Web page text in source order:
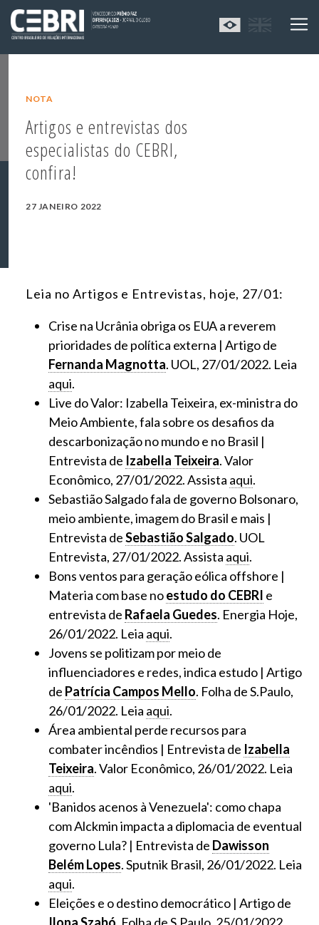
NOTA
Artigos e entrevistas dos
especialistas do CEBRI,
confira!
27 JANEIRO 2022
Leia no Artigos e Entrevistas, hoje, 27/01:
Crise na Ucrânia obriga os EUA a reverem
prioridades de política externa | Artigo de
Fernanda Magnotta. UOL, 27/01/2022. Leia
aqui.
Live do Valor: Izabella Teixeira, ex-ministra do
Meio Ambiente, fala sobre os desafios da
descarbonização no mundo e no Brasil |
Entrevista de Izabella Teixeira. Valor
Econômico, 27/01/2022. Assista aqui.
Sebastião Salgado fala de governo Bolsonaro,
meio ambiente, imagem do Brasil e mais |
Entrevista deSebastião Salgado. UOL
Entrevista, 27/01/2022. Assista aqui.
Bons ventos para geração eólica offshore |
Materia com base noestudo do CEBRI e
entrevista de Rafaela Guedes. Energia Hoje,
26/01/2022. Leia aqui.
Jovens se politizam por meio de
influenciadores e redes, indica estudo | Artigo
de Patrícia Campos Mello. Folha de S.Paulo,
26/01/2022. Leia aqui.
Área ambiental perde recursos para
combater incêndios | Entrevista de Izabella
Teixeira. Valor Econômico, 26/01/2022. Leia
aqui.
'Banidos acenos à Venezuela': como chapa
com Alckmin impacta a diplomacia de eventual
governo Lula? | Entrevista de Dawisson
Belém Lopes. Sputnik Brasil, 26/01/2022. Leia
aqui.
Eleições e o destino democrático | Artigo de